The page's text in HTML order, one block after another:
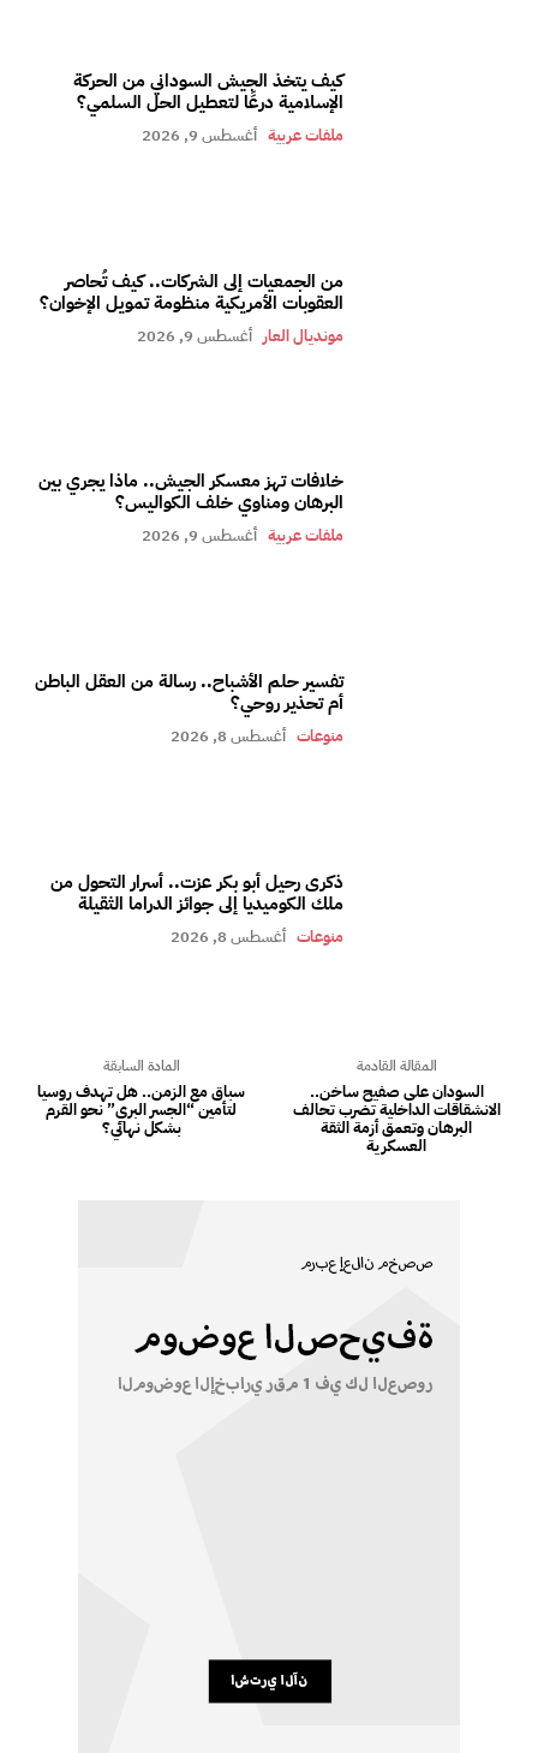
كيف يتخذ الجيش السوداني من الحركة
الإسلامية درعًا لتعطيل الحل السلمي؟
ملفات عربية أغسطس 9, 2026
من الجمعيات إلى الشركات.. كيف تُحاصر
العقوبات الأمريكية منظومة تمويل الإخوان؟
مونديال العار أغسطس 9, 2026
خلافات تهز معسكر الجيش.. ماذا يجري بين
البرهان ومناوي خلف الكواليس؟
ملفات عربية أغسطس 9, 2026
تفسير حلم الأشباح.. رسالة من العقل الباطن
أم تحذير روحي؟
منوعات أغسطس 8, 2026
ذكرى رحيل أبو بكر عزت.. أسرار التحول من
ملك الكوميديا إلى جوائز الدراما الثقيلة
منوعات أغسطس 8, 2026
المادة السابقة
سباق مع الزمن.. هل تهدف روسيا
لتأمين “الجسر البري” نحو القرم
بشكل نهائي؟
المقالة القادمة
السودان على صفيح ساخن..
الانشقاقات الداخلية تضرب تحالف
البرهان وتعمق أزمة الثقة
العسكرية